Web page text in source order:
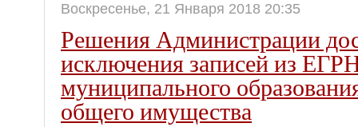
Воскресенье, 21 Января 2018 20:35
Решения Администрации
исключения записей из
муниципального
общего имущества